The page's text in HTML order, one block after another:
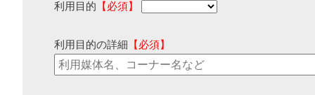
利用目的 【必須】
利用目的の詳細 【必須】